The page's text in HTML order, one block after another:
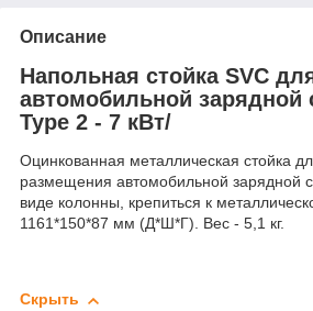
Описание
Напольная стойка SVC
автомобильной зарядной
Type 2 - 7 кВт/
Оцинкованная металлическая стойка
размещения автомобильной зарядной
виде колонны, крепиться к
1161*150*87 мм (Д*Ш*Г). Вес - 5,1 кг.
Скрыть